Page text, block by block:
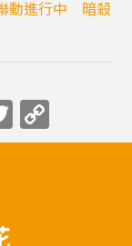
動進行中 暗殺
Twitter
Link